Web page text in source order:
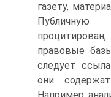
газету,
Публичную
правовые
следует
они